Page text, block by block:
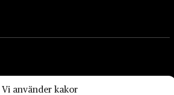
Vi använder kakor